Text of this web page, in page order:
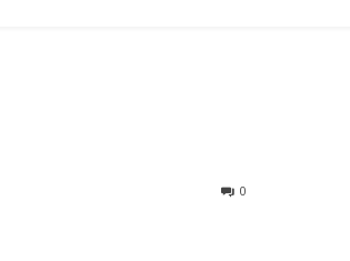
0